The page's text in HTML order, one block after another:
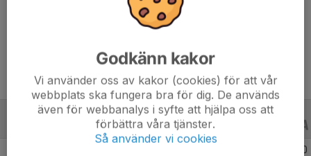
Back
ALLA ÅR
0
Godkänn kakor
Vi använder oss av kakor (cookies) för att vår
webbplats ska fungera bra för dig. De används
även för webbanalys i syfte att hjälpa oss att
förbättra våra tjänster.
Så använder vi cookies